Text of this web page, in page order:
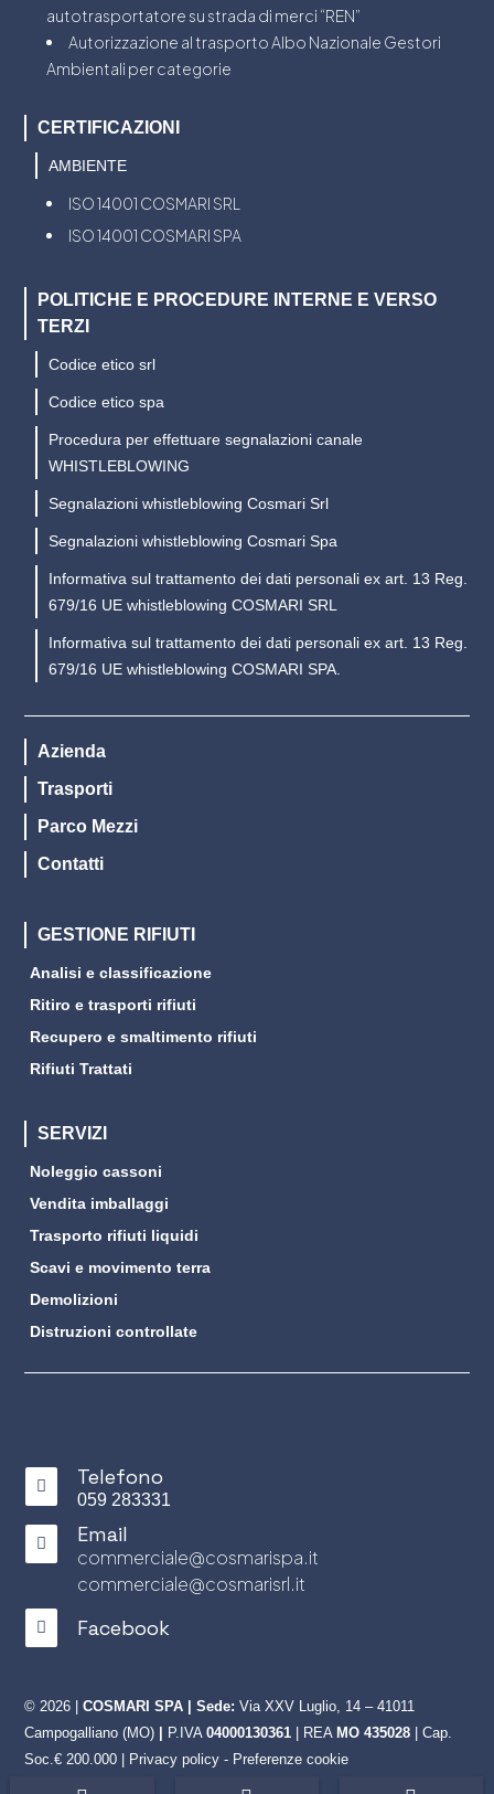
autotrasportatore su strada di merci “REN”
Autorizzazione al trasporto Albo Nazionale Gestori
Ambientali per categorie
CERTIFICAZIONI
AMBIENTE
ISO 14001 COSMARI SRL
ISO 14001 COSMARI SPA
POLITICHE E PROCEDURE INTERNE E VERSO
TERZI
Codice etico srl
Codice etico spa
Procedura per effettuare segnalazioni canale
WHISTLEBLOWING
Segnalazioni whistleblowing Cosmari Srl
Segnalazioni whistleblowing Cosmari Spa
Informativa sul trattamento dei dati personali ex art. 13 Reg.
679/16 UE whistleblowing COSMARI SRL
Informativa sul trattamento dei dati personali ex art. 13 Reg.
679/16 UE whistleblowing COSMARI SPA.
Azienda
Trasporti
Parco Mezzi
Contatti
GESTIONE RIFIUTI
Analisi e classificazione
Ritiro e trasporti rifiuti
Recupero e smaltimento rifiuti
Rifiuti Trattati
SERVIZI
Noleggio cassoni
Vendita imballaggi
Trasporto rifiuti liquidi
Scavi e movimento terra
Demolizioni
Distruzioni controllate
 Telefono
059 283331
 Email
commerciale@cosmarispa.it
commerciale@cosmarisrl.it
 Facebook
© 2026 |COSMARI SPA | Sede:Via XXV Luglio, 14 – 41011
Campogalliano (MO)
P.IVA04000130361 REA MO 435028
| Cap.
Soc.€ 200.000 |
Privacy policy - Preferenze cookie